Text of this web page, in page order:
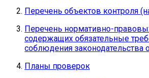
Перечень объектов контроля
Перечень нормативно-
содержащих обязательные
соблюдения законодательства
Планы проверок